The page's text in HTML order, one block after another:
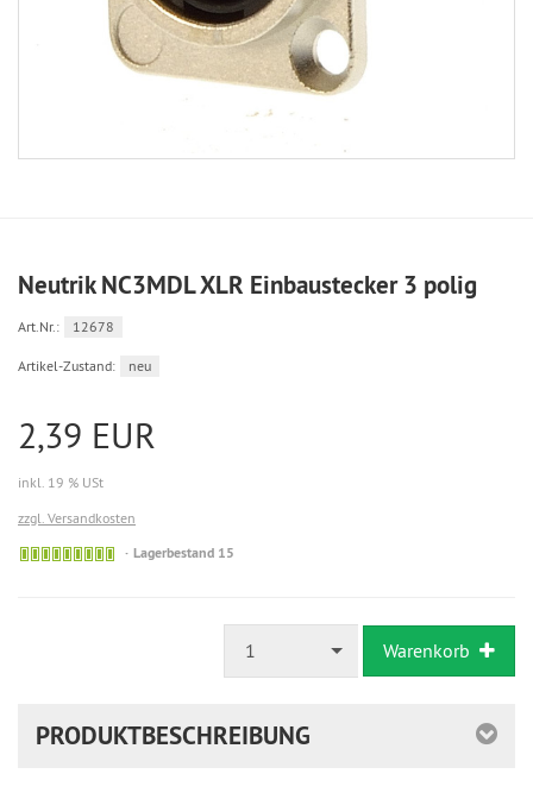
Neutrik NC3MDL XLR Einbaustecker 3 polig
Art.Nr.: 12678
Artikel-Zustand: neu
2,39 EUR
inkl. 19 % USt
zzgl. Versandkosten
Lagerbestand 15
1 Warenkorb
PRODUKTBESCHREIBUNG